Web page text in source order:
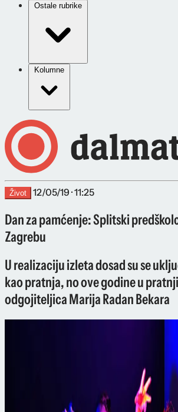
Ostale rubrike
Kolumne
Život 12/05/19 · 11:25
Dan za pamćenje: Splitski
Zagrebu
U realizaciju izleta dosad su se
kao pratnja, no ove godine u
odgojiteljica Marija Radan Bekara